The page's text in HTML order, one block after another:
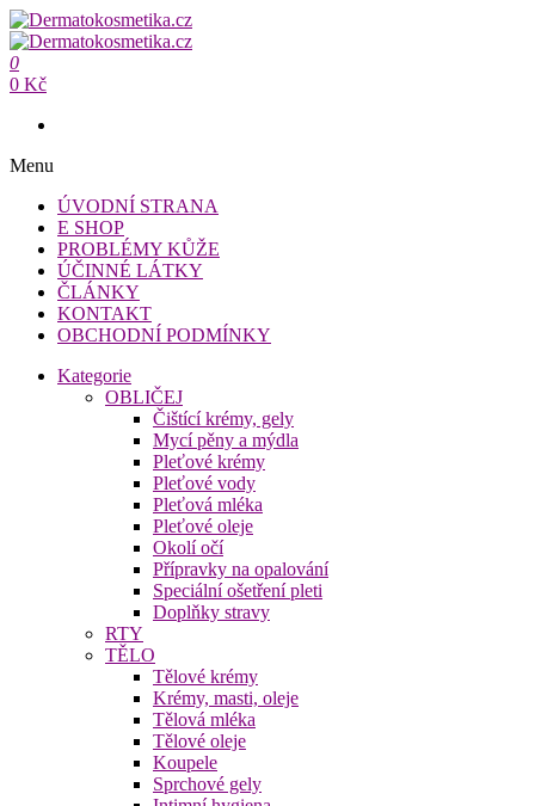
Přeskočit
na
obsah
Dermatokosmetika.cz
Dermatokosmetika.cz
0
0 Kč
Menu
ÚVODNÍ STRANA
E SHOP
PROBLÉMY KŮŽE
ÚČINNÉ LÁTKY
ČLÁNKY
KONTAKT
OBCHODNÍ PODMÍNKY
Kategorie
OBLIČEJ
Čištící krémy, gely
Mycí pěny a mýdla
Pleťové krémy
Pleťové vody
Pleťová mléka
Pleťové oleje
Okolí očí
Přípravky na opalování
Speciální ošetření pleti
Doplňky stravy
RTY
TĚLO
Tělové krémy
Krémy, masti, oleje
Tělová mléka
Tělové oleje
Koupele
Sprchové gely